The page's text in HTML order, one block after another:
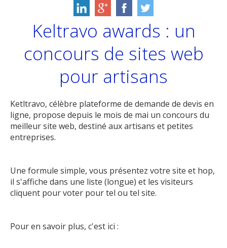
Keltravo awards : un
concours de sites web
pour artisans
Ketltravo, célèbre plateforme de demande de devis en
ligne, propose depuis le mois de mai un concours du
meilleur site web, destiné aux artisans et petites
entreprises.
Une formule simple, vous présentez votre site et hop,
il s'affiche dans une liste (longue) et les visiteurs
cliquent pour voter pour tel ou tel site.
Pour en savoir plus, c'est ici :